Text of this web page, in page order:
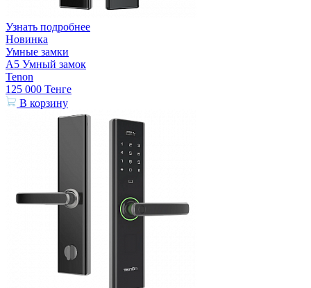
Узнать подробнее
Новинка
Умные замки
A5 Умный замок
Tenon
125 000 Тенге
В корзину